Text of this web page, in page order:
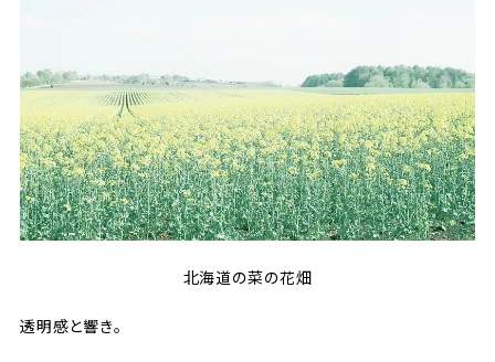
北海道の菜の花畑
透明感と響き。